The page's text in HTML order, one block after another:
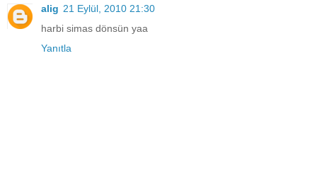
alig 21 Eylül, 2010 21:30
harbi simas dönsün yaa
Yanıtla